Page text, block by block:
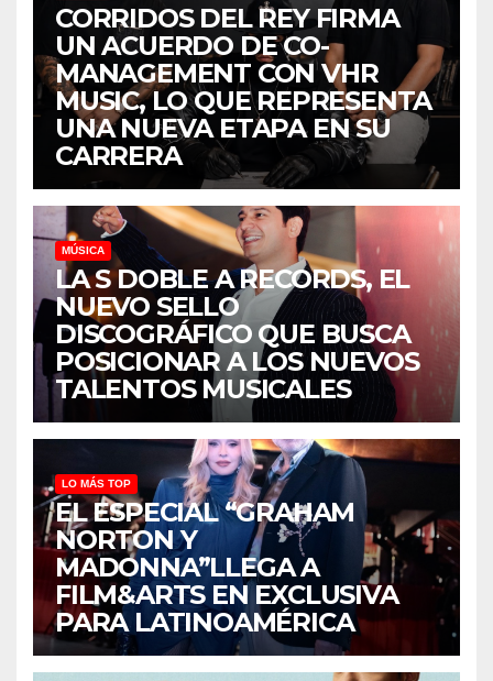
CORRIDOS DEL REY FIRMA
UN ACUERDO DE CO-
MANAGEMENT CON VHR
MUSIC, LO QUE REPRESENTA
UNA NUEVA ETAPA EN SU
CARRERA
MÚSICA
LA S DOBLE A RECORDS, EL
NUEVO SELLO
DISCOGRÁFICO QUE BUSCA
POSICIONAR A LOS NUEVOS
TALENTOS MUSICALES
LO MÁS TOP
EL ESPECIAL “GRAHAM
NORTON Y
MADONNA”LLEGA A
FILM&ARTS EN EXCLUSIVA
PARA LATINOAMÉRICA